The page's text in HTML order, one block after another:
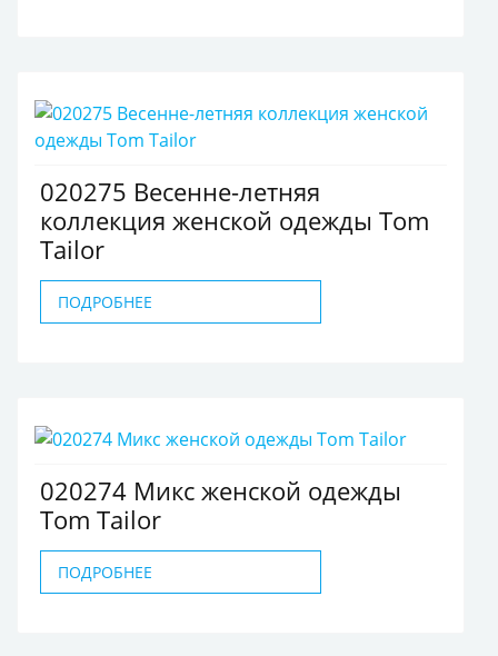
020275 Весенне-летняя
коллекция женской одежды Tom
Tailor
ПОДРОБНЕЕ
020274 Микс женской одежды
Tom Tailor
ПОДРОБНЕЕ